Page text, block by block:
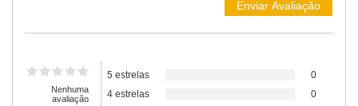
Nenhuma
avaliação
5 estrelas
0
4 estrelas
0